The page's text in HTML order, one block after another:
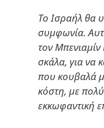
Το Ισραήλ θα
συμφωνία.
τον Μπενιαμίν
σκάλα, για να
που κουβαλά
κόστη, με πολύ
εκκωφαντική